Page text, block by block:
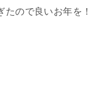
ので良いお年を！